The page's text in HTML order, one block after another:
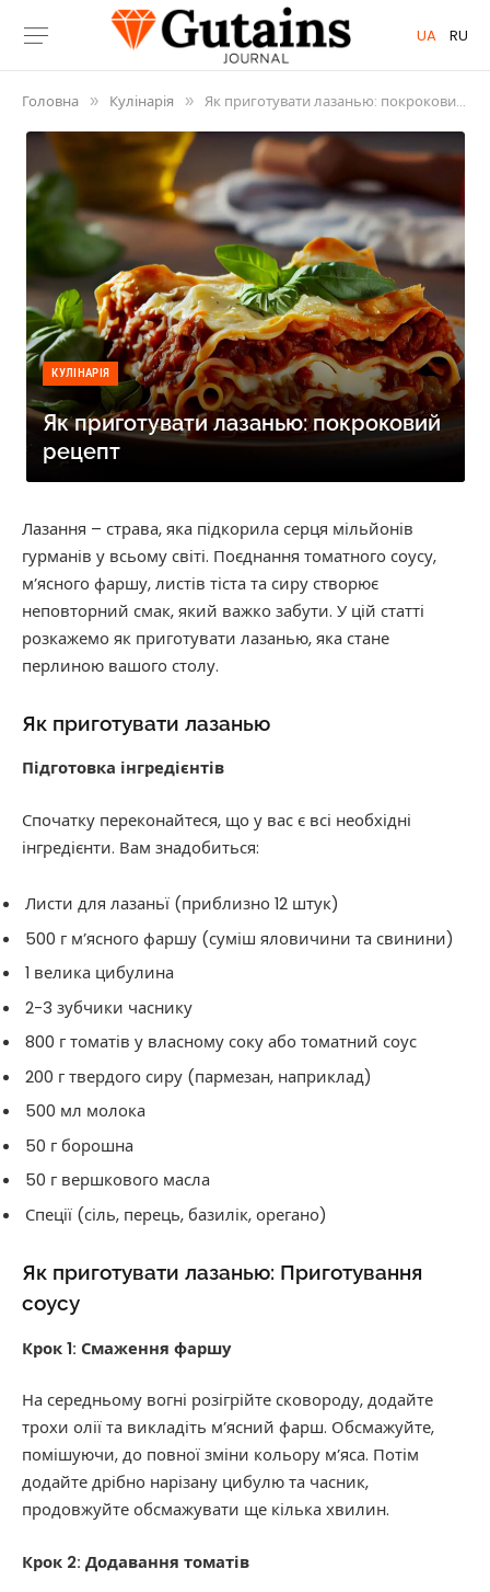
UA RU
Головна » Кулінарія » Як приготувати лазанью: покроковий рецепт
КУЛІНАРІЯ
Як приготувати лазанью: покроковий
рецепт
Лазання – страва, яка підкорила серця мільйонів
гурманів у всьому світі. Поєднання томатного соусу,
м’ясного фаршу, листів тіста та сиру створює
неповторний смак, який важко забути. У цій статті
розкажемо як приготувати лазанью, яка стане
перлиною вашого столу.
Як приготувати лазанью
Підготовка інгредієнтів
Спочатку переконайтеся, що у вас є всі необхідні
інгредієнти. Вам знадобиться:
Листи для лазаньї (приблизно 12 штук)
500 г м’ясного фаршу (суміш яловичини та свинини)
1 велика цибулина
2-3 зубчики часнику
800 г томатів у власному соку або томатний соус
200 г твердого сиру (пармезан, наприклад)
500 мл молока
50 г борошна
50 г вершкового масла
Спеції (сіль, перець, базилік, орегано)
Як приготувати лазанью: Приготування
соусу
Крок 1: Смаження фаршу
На середньому вогні розігрійте сковороду, додайте
трохи олії та викладіть м’ясний фарш. Обсмажуйте,
помішуючи, до повної зміни кольору м’яса. Потім
додайте дрібно нарізану цибулю та часник,
продовжуйте обсмажувати ще кілька хвилин.
Крок 2: Додавання томатів